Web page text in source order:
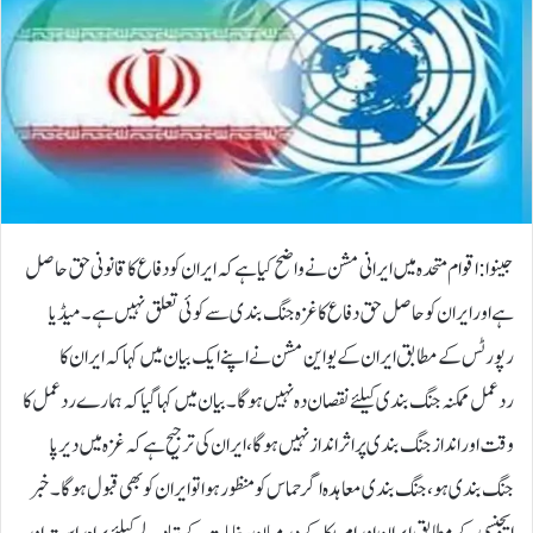
جینوا: اقوام متحدہ میں ایرانی مشن نے واضح کیا ہے کہ ایران کو دفاع کا قانونی حق حاصل
ہے اور ایران کو حاصل حق دفاع کا غزہ جنگ بندی سے کوئی تعلق نہیں ہے۔میڈیا
رپورٹس کے مطابق ایران کے یو این مشن نے اپنے ایک بیان میں کہا کہ ایران کا
ردعمل ممکنہ جنگ بندی کیلئے نقصان دہ نہیں ہوگا۔بیان میں کہا گیا کہ ہمارے ردعمل کا
وقت اور انداز جنگ بندی پر اثرانداز نہیں ہوگا، ایران کی ترجیح ہے کہ غزہ میں دیرپا
جنگ بندی ہو، جنگ بندی معاہدہ اگر حماس کو منظور ہوا تو ایران کو بھی قبول ہوگا۔خبر